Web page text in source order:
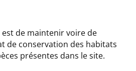
est de maintenir voire de
de conservation des habitats
présentes dans le site.